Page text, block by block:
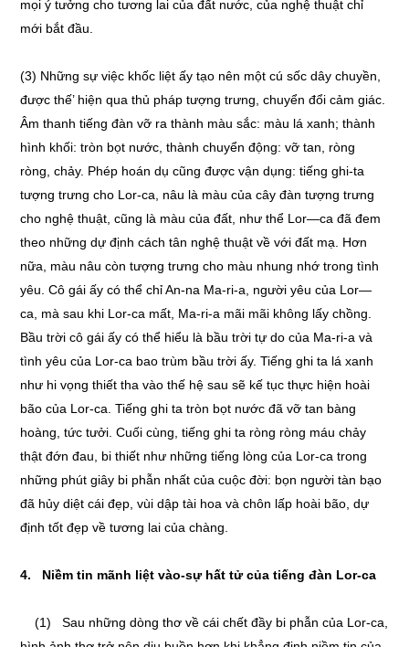
mọi ý tưởng cho tương lai của đất nước, của nghệ thuật chỉ
mới bắt đầu.
(3) Những sự việc khốc liệt ấy tạo nên một cú sốc dây chuyền,
được thế’ hiện qua thủ pháp tượng trưng, chuyển đổi cảm giác.
Âm thanh tiếng đàn vỡ ra thành màu sắc: màu lá xanh; thành
hình khối: tròn bọt nước, thành chuyển động: vỡ tan, ròng
ròng, chảy. Phép hoán dụ cũng được vận dụng: tiếng ghi-ta
tượng trưng cho Lor-ca, nâu là màu của cây đàn tượng trưng
cho nghệ thuật, cũng là màu của đất, như thể Lor—ca đã đem
theo những dự định cách tân nghệ thuật về với đất mạ. Hơn
nữa, màu nâu còn tượng trưng cho màu nhung nhớ trong tình
yêu. Cô gái ấy có thể chỉ An-na Ma-ri-a, người yêu của Lor—
ca, mà sau khi Lor-ca mất, Ma-ri-a mãi mãi không lấy chồng.
Bầu trời cô gái ấy có thể hiểu là bầu trời tự do của Ma-ri-a và
tình yêu của Lor-ca bao trùm bầu trời ấy. Tiếng ghi ta lá xanh
như hi vọng thiết tha vào thế hệ sau sẽ kế tục thực hiện hoài
bão của Lor-ca. Tiếng ghi ta tròn bọt nước đã vỡ tan bàng
hoàng, tức tưởi. Cuối cùng, tiếng ghi ta ròng ròng máu chảy
thật đớn đau, bi thiết như những tiếng lòng của Lor-ca trong
những phút giây bi phẫn nhất của cuộc đời: bọn người tàn bạo
đã hủy diệt cái đẹp, vùi dập tài hoa và chôn lấp hoài bão, dự
định tốt đẹp về tương lai của chàng.
4. Niềm tin mãnh liệt vào-sự hất tử của tiếng đàn Lor-ca
(1) Sau những dòng thơ về cái chết đầy bi phẫn của Lor-ca,